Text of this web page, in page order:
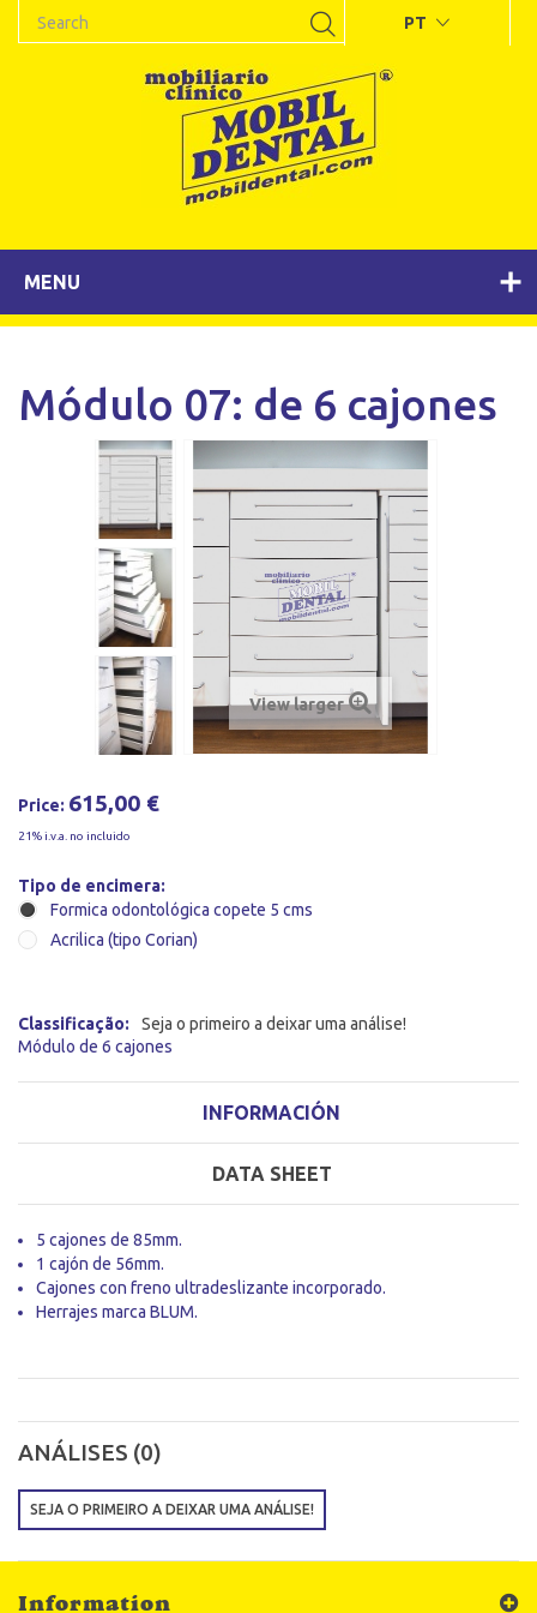
PT
MENU
Módulo 07: de 6 cajones
View larger
Price: 615,00 €
21% i.v.a. no incluido
Tipo de encimera:
Formica odontológica copete 5 cms
Acrilica (tipo Corian)
Classificação:
Seja o primeiro a deixar uma análise!
Módulo de 6 cajones
INFORMACIÓN
DATA SHEET
5 cajones de 85mm.
1 cajón de 56mm.
Cajones con freno ultradeslizante incorporado.
Herrajes marca BLUM.
ANÁLISES (0)
SEJA O PRIMEIRO A DEIXAR UMA ANÁLISE!
Information